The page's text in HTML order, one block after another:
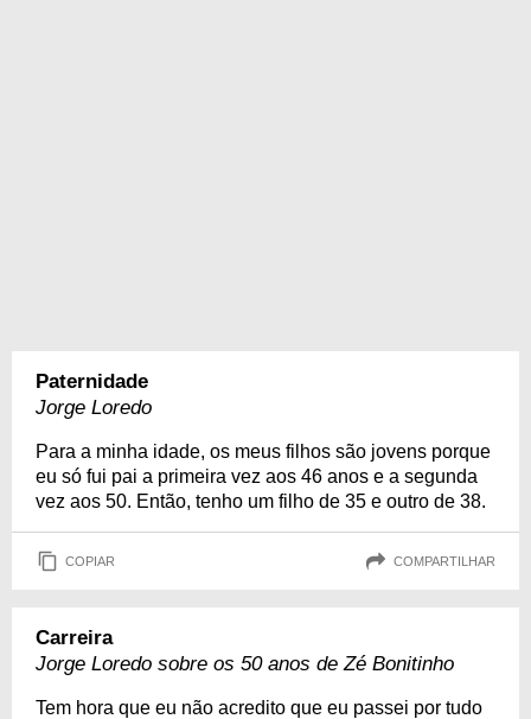
Paternidade
Jorge Loredo
Para a minha idade, os meus filhos são jovens porque
eu só fui pai a primeira vez aos 46 anos e a segunda
vez aos 50. Então, tenho um filho de 35 e outro de 38.
COPIAR COMPARTILHAR
Carreira
Jorge Loredo sobre os 50 anos de Zé Bonitinho
Tem hora que eu não acredito que eu passei por tudo